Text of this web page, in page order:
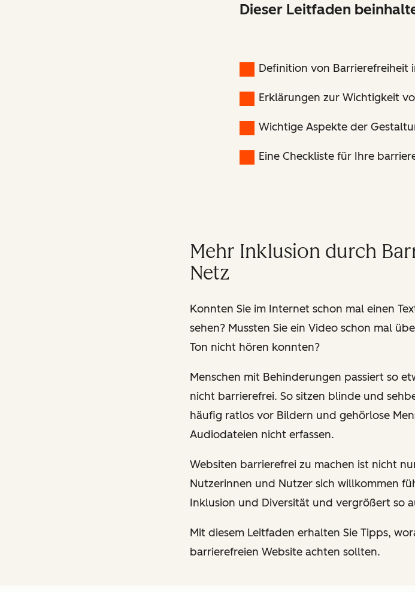
Dieser Leitfaden
Definition von Barrierefreiheit
Erklärungen zur Wichtigkeit
Wichtige Aspekte der
Eine Checkliste für Ihre
Mehr Inklusion durch
Netz
Konnten Sie im Internet schon mal einen
sehen? Mussten Sie ein Video schon mal
Ton nicht hören konnten?
Menschen mit Behinderungen passiert so
nicht barrierefrei. So sitzen blinde und
häufig ratlos vor Bildern und gehörlose
Audiodateien nicht erfassen.
Websiten barrierefrei zu machen ist nicht
Nutzerinnen und Nutzer sich willkommen
Inklusion und Diversität und vergrößert so
Mit diesem Leitfaden erhalten Sie Tipps,
barrierefreien Website achten sollten.